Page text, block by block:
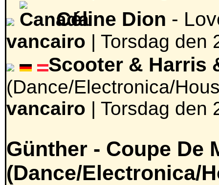
Céline Dion -
vancairo | Torsdag den
Scooter & Harris
(Dance/Electronica/
vancairo | Torsdag den
Günther - Coupe De
(Dance/Electronica/